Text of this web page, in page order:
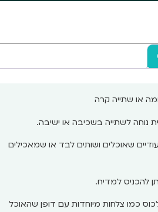
או שתייה קרה
לשתייה בשכיבה או ישיבה.
שאוכלים ושותים לבד או שמאכילים
להכניס למדיח.
כמו צלחות מיוחדות עם דופן שהאוכל